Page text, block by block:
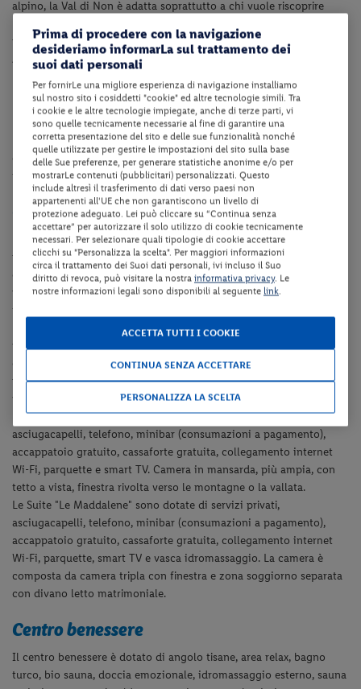
alpino, la Val di Non è adatta soprattutto a chi vuole riscoprire
permettono di svolgere attività sportive libere e tranquille.
Altitudine: ca. 950 m s.l.m.
Dotazioni della struttura
La struttura dispone di reception (dalle 8:00 alle 22:00), ascensore,
bar, ristorante, sala congressi, parco giochi, sala giochi,
collegamento internet Wi-Fi, sala fitness e parcheggio pubblico
fino ad esaurimento posti.
Camere
Le camere "Cavallino" sono dotate di servizi privati, asciugacapelli,
telefono, minibar (consumazioni a pagamento), accappatoio
gratuito, cassaforte gratuita, collegamento internet Wi-Fi,
parquette e smart TV. Camera curata in ogni dettaglio, dotata di
finestra con vista sulla splendida piazzetta storica di Marcena.
Le camere "Panorama" sono dotate di servizi privati, asciugacapelli,
telefono, minibar (consumazioni a pagamento), accappatoio
gratuito, cassaforte gratuita, collegamento internet Wi-Fi,
parquette e smart TV. Le camere Panorama hanno una splendida
vista sulla vallata.
Le camere mansardate "Panorama" sono dotate di servizi privati,
asciugacapelli, telefono, minibar (consumazioni a pagamento),
accappatoio gratuito, cassaforte gratuita, collegamento internet
Wi-Fi, parquette e smart TV. Camera in mansarda, più ampia, con
tetto a vista, finestra rivolta verso le montagne o la vallata.
Le Suite "Le Maddalene" sono dotate di servizi privati,
asciugacapelli, telefono, minibar (consumazioni a pagamento),
accappatoio gratuito, cassaforte gratuita, collegamento internet
Wi-Fi, parquette, smart TV e vasca idromassaggio. La camera è
composta da camera tripla con finestra e zona soggiorno separata
con divano letto matrimoniale.
Centro benessere
Il centro benessere è dotato di angolo tisane, area relax, bagno
turco, bio sauna, doccia emozionale, idromassaggio esterno, sauna
Prima di procedere con la navigazione
desideriamo informarLa sul trattamento dei
suoi dati personali
Per fornirLe una migliore esperienza di navigazione installiamo
sul nostro sito i cosiddetti "cookie" ed altre tecnologie simili. Tra
i cookie e le altre tecnologie impiegate, anche di terze parti, vi
sono quelle tecnicamente necessarie al fine di garantire una
corretta presentazione del sito e delle sue funzionalità nonché
quelle utilizzate per gestire le impostazioni del sito sulla base
delle Sue preferenze, per generare statistiche anonime e/o per
mostrarLe contenuti (pubblicitari) personalizzati. Questo
include altresì il trasferimento di dati verso paesi non
appartenenti all'UE che non garantiscono un livello di
protezione adeguato. Lei può cliccare su “Continua senza
accettare” per autorizzare il solo utilizzo di cookie tecnicamente
necessari. Per selezionare quali tipologie di cookie accettare
clicchi su "Personalizza la scelta". Per maggiori informazioni
circa il trattamento dei Suoi dati personali, ivi incluso il Suo
diritto di revoca, può visitare la nostra informativa privacy. Le
nostre informazioni legali sono disponibili al seguente link.
ACCETTA TUTTI I COOKIE
CONTINUA SENZA ACCETTARE
PERSONALIZZA LA SCELTA